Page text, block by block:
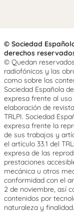
© Sociedad
derechos
© Quedan
radiofónicos y las
como sobre los
Sociedad Española
expresa frente al
elaboración de
TRLPI. Sociedad
expresa frente la
de sus trabajos y
el artículo 33.1 del
expresa de las
prestaciones
mecánica u otros
conformidad con el
2 de noviembre, así
contenidos por
naturaleza y finalidad.